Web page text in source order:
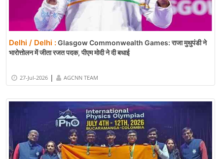
Delhi / Delhi :Glasgow Commonwealth Games: राजा मुथुपंडी ने
भारोत्तोलन में जीता रजत पदक, पीएम मोदी ने दी बधाई
27-Jul-2026 | AGCNN TEAM